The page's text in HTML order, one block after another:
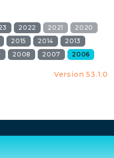
2022 2021
2020
2015 2014
2013
2008 2007 2006
Version 53.1.0